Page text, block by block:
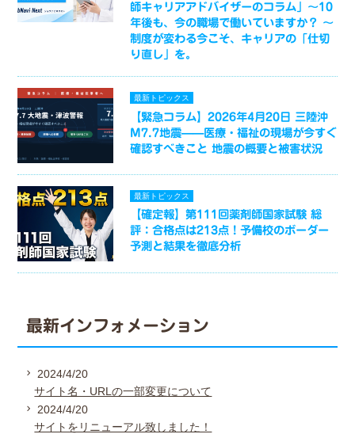
師キャリアアドバイザーのコラム」～10
年後も、今の職場で働いていますか？ ～
制度が変わる今こそ、キャリアの「仕切
り直し」を。
最新トピックス
【緊急コラム】2026年4月20日 三陸沖
M7.7地震——医療・福祉の現場が今すぐ
確認すべきこと 地震の概要と被害状況
最新トピックス
【確定報】第111回薬剤師国家試験 総
評：合格点は213点！予備校のボーダー
予測と結果を徹底分析
最新インフォメーション
2024/4/20
サイト名・URLの一部変更について
2024/4/20
サイトをリニューアル致しました！